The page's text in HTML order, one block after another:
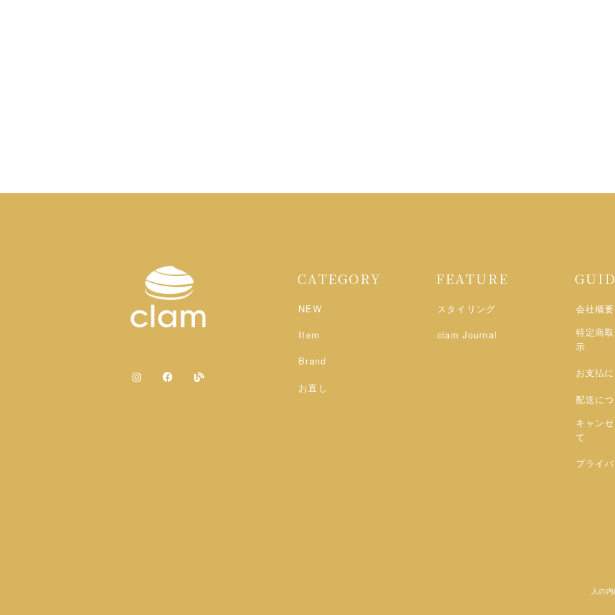
CATEGORY
NEW
Item
Brand
お直し
FEATURE
スタイリング
clam Journal
会社概要
特定商
示
お支払
配送に
キャン
て
プライ
人の